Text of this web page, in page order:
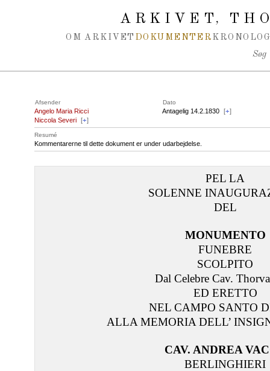
ARKIVET,
OM ARKIVET DOKUMENTER
Søg
Afsender Dato
Angelo Maria Ricci
Niccola Severi
[+]
Antagelig 14.2.1830 [+]
Resumé
Kommentarerne til dette dokument er under udarbejdelse.
PEL LA
SOLENNE
DEL
MONUMENTO
FUNEBRE
SCOLPITO
Dal Celebre Cav.
ED ERETTO
NEL CAMPO SANTO
ALLA MEMORIA DELL’
CAV. ANDREA
BERLINGHIERI